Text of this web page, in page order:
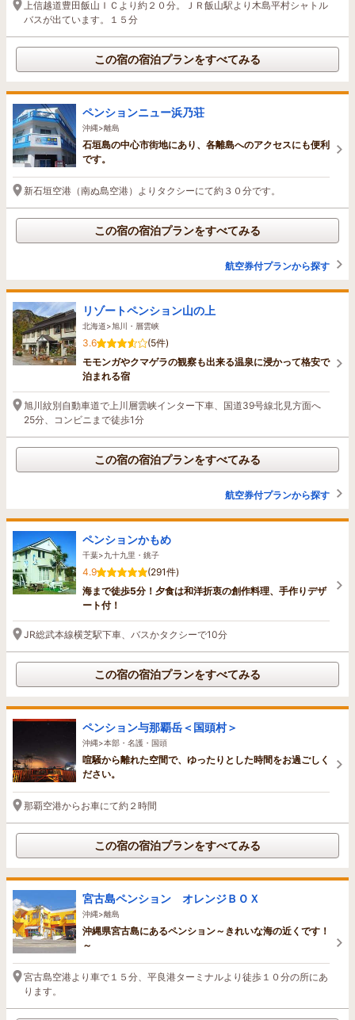
上信越道豊田飯山ＩＣより約２０分。ＪＲ飯山駅より木島平村シャトル
バスが出ています。１５分
この宿の宿泊プランをすべてみる
ペンションニュー浜乃荘
沖縄>離島
石垣島の中心市街地にあり、各離島へのアクセスにも便利
です。
新石垣空港（南ぬ島空港）よりタクシーにて約３０分です。
この宿の宿泊プランをすべてみる
航空券付プランから探す
リゾートペンション山の上
北海道>旭川・層雲峡
3.6
(5件)
モモンガやクマゲラの観察も出来る温泉に浸かって格安で
泊まれる宿
旭川紋別自動車道で上川層雲峡インター下車、国道39号線北見方面へ
25分、コンビニまで徒歩1分
この宿の宿泊プランをすべてみる
航空券付プランから探す
ペンションかもめ
千葉>九十九里・銚子
4.9
(291件)
海まで徒歩5分！夕食は和洋折衷の創作料理、手作りデザ
ート付！
JR総武本線横芝駅下車、バスかタクシーで10分
この宿の宿泊プランをすべてみる
ペンション与那覇岳＜国頭村＞
沖縄>本部・名護・国頭
喧騒から離れた空間で、ゆったりとした時間をお過ごしく
ださい。
那覇空港からお車にて約２時間
この宿の宿泊プランをすべてみる
宮古島ペンション オレンジＢＯＸ
沖縄>離島
沖縄県宮古島にあるペンション～きれいな海の近くです！
～
宮古島空港より車で１５分、平良港ターミナルより徒歩１０分の所にあ
ります。